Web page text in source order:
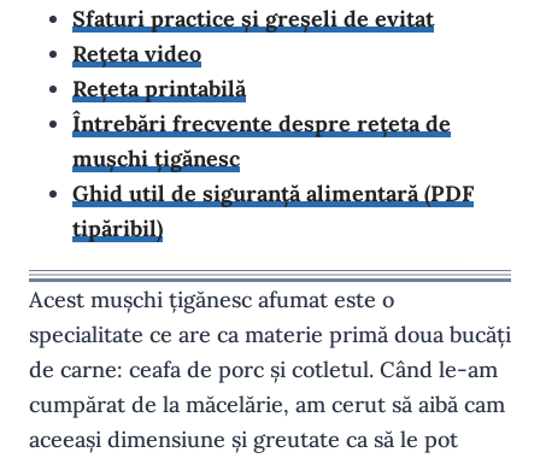
Sfaturi practice și greșeli de evitat
Rețeta video
Rețeta printabilă
Întrebări frecvente despre rețeta de
mușchi țigănesc
Ghid util de siguranță alimentară (PDF
tipăribil)
Acest mușchi țigănesc afumat este o
specialitate ce are ca materie primă doua bucăți
de carne: ceafa de porc și cotletul. Când le-am
cumpărat de la măcelărie, am cerut să aibă cam
aceeași dimensiune și greutate ca să le pot